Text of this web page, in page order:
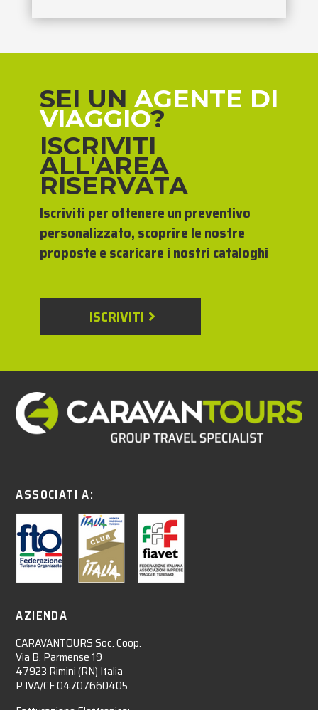
SEI UNAGENTE DI
VIAGGIO?
ISCRIVITI
ALL'AREA
RISERVATA
Iscriviti per ottenere un preventivo
personalizzato, scoprire le nostre
proposte e scaricare i nostri cataloghi
ISCRIVITI
ASSOCIATI A:
AZIENDA
CARAVANTOURS Soc. Coop.
Via B. Parmense 19
47923 Rimini (RN) Italia
P.IVA/CF 04707660405